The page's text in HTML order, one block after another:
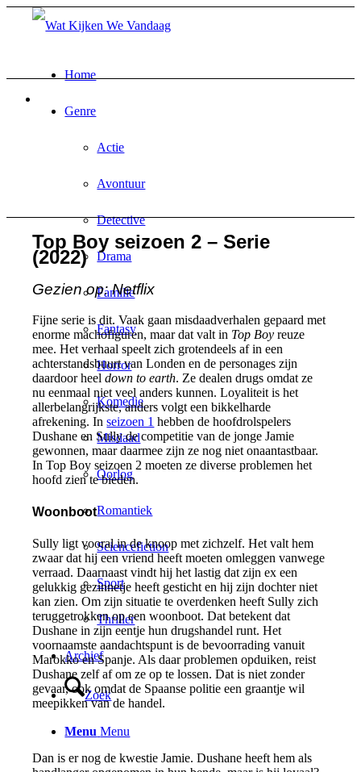
Home
Genre
Actie
Avontuur
Detective
Drama
Familie
Fantasy
Horror
Komedie
Misdaad
Oorlog
Romantiek
Sciencefiction
Sport
Thriller
Archief
Zoek
Menu Menu
Top Boy seizoen 2 – Serie
(2022)
Gezien op: Netflix
Fijne serie is dit. Vaak gaan misdaadverhalen gepaard met
enorme machofiguren, maar dat valt in Top Boy reuze
mee. Het verhaal speelt zich grotendeels af in een
achterstandsbuurt van Londen en de personages zijn
daardoor heeldown to earth. Ze dealen drugs omdat ze
nu eenmaal niet veel anders kunnen. Loyaliteit is het
allerbelangrijkste, anders volgt een bikkelharde
afrekening. Inseizoen 1 hebben de hoofdrolspelers
Dushane en Sully de competitie van de jonge Jamie
gewonnen, maar daarmee zijn ze nog niet onaantastbaar.
In Top Boy seizoen 2 moeten ze diverse problemen het
hoofd zien te bieden.
Woonboot
Sully ligt vooral in de knoop met zichzelf. Het valt hem
zwaar dat hij een vriend heeft moeten omleggen vanwege
verraad. Daarnaast vindt hij het lastig dat zijn ex een
gelukkig gezinnetje heeft gesticht en hij zijn dochter niet
kan zien. Om zijn situatie te overdenken heeft Sully zich
teruggetrokken op een woonboot. Dat betekent dat
Dushane in zijn eentje hun drugshandel runt. Het
voornaamste aandachtspunt is de bevoorrading vanuit
Marokko en Spanje. Als daar problemen opduiken, reist
Dushane zelf af om ze op te lossen. Dat is niet zonder
gevaar, ook omdat de Spaanse politie een graantje wil
meepikken van de handel.
Dan is er nog de kwestie Jamie. Dushane heeft hem als